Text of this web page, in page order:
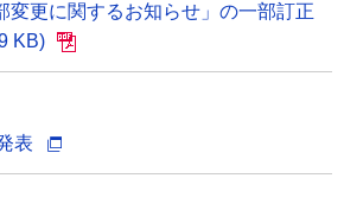
変更に関するお知らせ」の一部訂正
KB)
表